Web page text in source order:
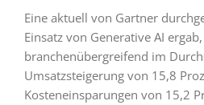
Eine aktuell von Gartner
Einsatz von Generative AI
branchenübergreifend im
Umsatzsteigerung von 15,8
Kosteneinsparungen von 15,2